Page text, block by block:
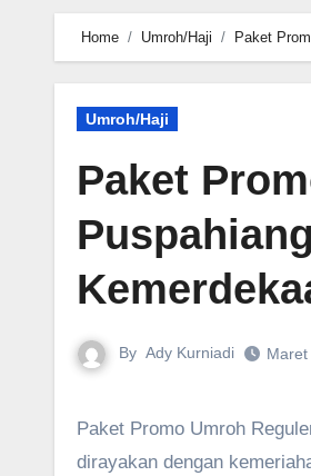
Home Umroh/Haji Paket
Umroh/Haji
Paket
By Ady Kurniadi
Paket Promo Umroh Reguler Agustus 2024 Puspahiang – Aura kemerdekaan Indonesia di bulan Agustus tak hanya
dirayakan dengan